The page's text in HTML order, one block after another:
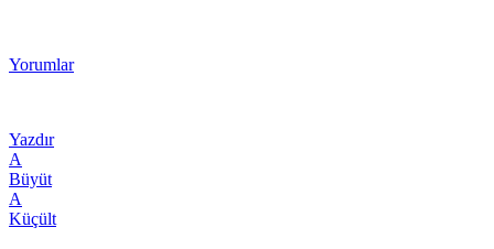
Yorumlar
Yazdır
A
Büyüt
A
Küçült